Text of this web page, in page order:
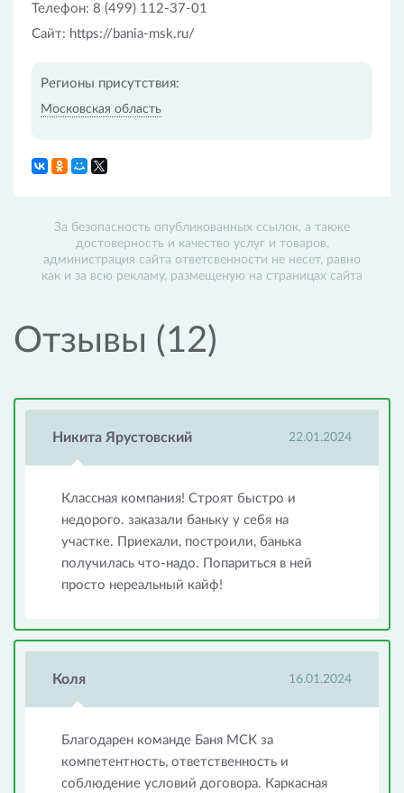
Телефон: 8 (499) 112-37-01
Сайт: https://bania-msk.ru/
Регионы присутствия:
Московская область
За безопасность опубликованных ссылок, а также
достоверность и качество услуг и товаров,
администрация сайта ответсвенности не несет, равно
как и за всю рекламу, размещеную на страницах сайта
Отзывы (12)
Никита Ярустовский 22.01.2024
Классная компания! Строят быстро и
недорого. заказали баньку у себя на
участке. Приехали, построили, банька
получилась что-надо. Попариться в ней
просто нереальный кайф!
Коля 16.01.2024
Благодарен команде Баня МСК за
компетентность, ответственность и
соблюдение условий договора. Каркасная